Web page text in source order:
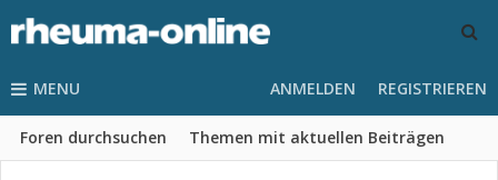
MENU
Foren durchsuchen Themen mit aktuellen Beiträgen
ANMELDEN REGISTRIEREN